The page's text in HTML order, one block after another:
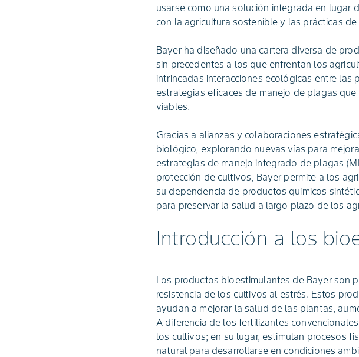
usarse como una solución integrada en lugar
con la agricultura sostenible y las prácticas
Bayer ha diseñado una cartera diversa de
sin precedentes a los que enfrentan los
intrincadas interacciones ecológicas entre
estrategias eficaces de manejo de plagas
viables.
Gracias a alianzas y colaboraciones
biológico, explorando nuevas vías para
estrategias de manejo integrado de plagas
protección de cultivos, Bayer permite a los
su dependencia de productos químicos
para preservar la salud a largo plazo de los
Introducción a los
Los productos bioestimulantes de Bayer son
resistencia de los cultivos al estrés. Estos
ayudan a mejorar la salud de las plantas,
A diferencia de los fertilizantes
los cultivos; en su lugar, estimulan procesos
natural para desarrollarse en condiciones